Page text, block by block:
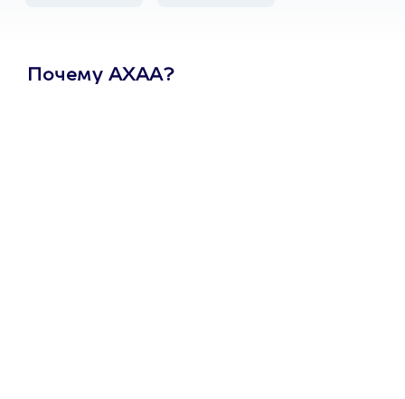
Почему АХАА?